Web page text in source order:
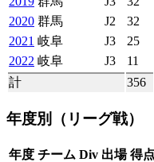
2020 群馬 J2 32
2021 岐阜 J3 25
2022 岐阜 J3 11
計
356
年度別 （リーグ戦）
年度 チーム Div 出場 得点